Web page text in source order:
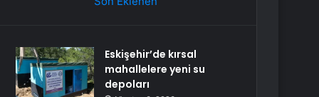
Eskişehir’de kırsal
mahallelere yeni su
depoları